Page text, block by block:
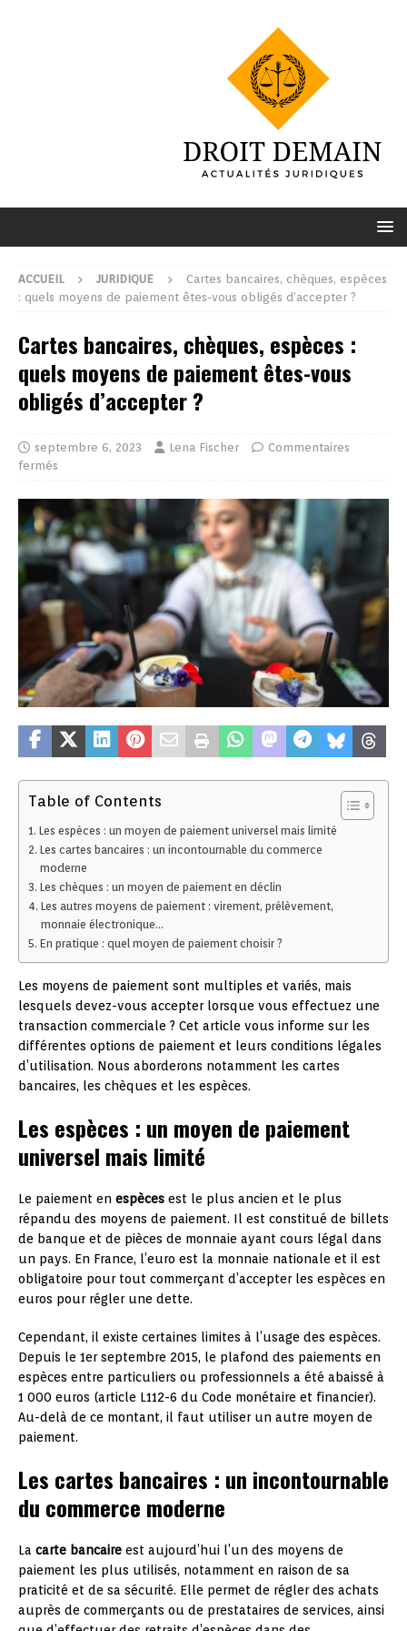
ACCUEIL JURIDIQUE
Cartes bancaires, chèques, espèces
: quels moyens de paiement êtes-vous obligés d’accepter ?
Cartes bancaires, chèques, espèces :
quels moyens de paiement êtes-vous
obligés d’accepter ?
septembre 6, 2023 Lena Fischer
Commentaires
fermés
Table of Contents
Les espèces : un moyen de paiement universel mais limité
Les cartes bancaires : un incontournable du commerce
moderne
Les chèques : un moyen de paiement en déclin
Les autres moyens de paiement : virement, prélèvement,
monnaie électronique…
En pratique : quel moyen de paiement choisir ?
Les moyens de paiement sont multiples et variés, mais
lesquels devez-vous accepter lorsque vous effectuez une
transaction commerciale ? Cet article vous informe sur les
différentes options de paiement et leurs conditions légales
d’utilisation. Nous aborderons notamment les cartes
bancaires, les chèques et les espèces.
Les espèces : un moyen de paiement
universel mais limité
Le paiement en espèces est le plus ancien et le plus
répandu des moyens de paiement. Il est constitué de billets
de banque et de pièces de monnaie ayant cours légal dans
un pays. En France, l’euro est la monnaie nationale et il est
obligatoire pour tout commerçant d’accepter les espèces en
euros pour régler une dette.
Cependant, il existe certaines limites à l’usage des espèces.
Depuis le 1er septembre 2015, le plafond des paiements en
espèces entre particuliers ou professionnels a été abaissé à
1 000 euros (article L112-6 du Code monétaire et financier).
Au-delà de ce montant, il faut utiliser un autre moyen de
paiement.
Les cartes bancaires : un incontournable
du commerce moderne
La carte bancaire est aujourd’hui l’un des moyens de
paiement les plus utilisés, notamment en raison de sa
praticité et de sa sécurité. Elle permet de régler des achats
auprès de commerçants ou de prestataires de services, ainsi